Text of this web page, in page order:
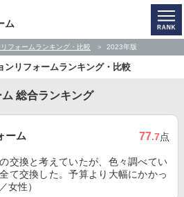
ム
フォームランキング・比較 2023年版
ンリフォームランキング・比較
総合ランキング
ーム 77.7点
交換と考えていたが、色々調べてい
て交換した。予算より大幅にかかっ
女性）